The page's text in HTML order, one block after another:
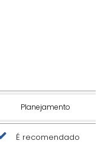
Planejamento
É recomendado